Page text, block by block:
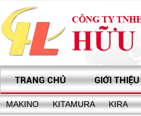
TRANG CHỦ GIỚI THIỆU
MAKINO KITAMURA KIRA